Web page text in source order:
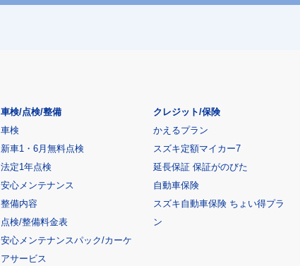
車検/点検/整備
車検
新車1・6月無料点検
法定1年点検
安心メンテナンス
整備内容
点検/整備料金表
安心メンテナンスパック/カーケ
アサービス
クレジット/保険
かえるプラン
スズキ定額マイカー7
延長保証 保証がのびた
自動車保険
スズキ自動車保険 ちょい得プラ
ン